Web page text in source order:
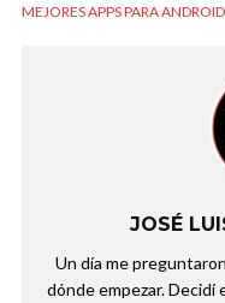
MEJORES APPS PARA ANDROID
JOSÉ
Un día me
dónde empezar.